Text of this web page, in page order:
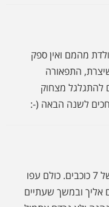
ורדינון היקר והאלוף!!! עשית לנו הפעלה של 7 כוכבים. כולם עפו
אליך ובמשך שעתיים
ולא נרדם אתמול
הבאה בעזרת השם.